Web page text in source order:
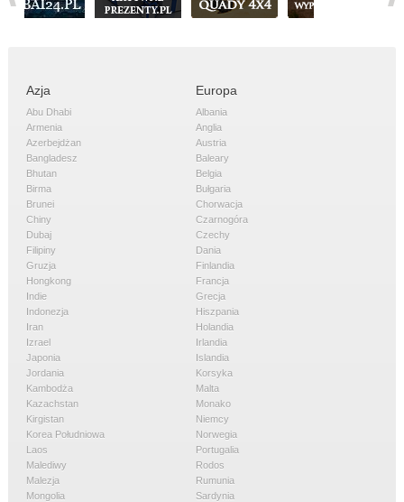
Azja
Abu Dhabi
Armenia
Azerbejdżan
Bangladesz
Bhutan
Birma
Brunei
Chiny
Dubaj
Filipiny
Gruzja
Hongkong
Indie
Indonezja
Iran
Izrael
Japonia
Jordania
Kambodża
Kazachstan
Kirgistan
Korea Południowa
Laos
Malediwy
Malezja
Mongolia
Europa
Albania
Anglia
Austria
Baleary
Belgia
Bułgaria
Chorwacja
Czarnogóra
Czechy
Dania
Finlandia
Francja
Grecja
Hiszpania
Holandia
Irlandia
Islandia
Korsyka
Malta
Monako
Niemcy
Norwegia
Portugalia
Rodos
Rumunia
Sardynia